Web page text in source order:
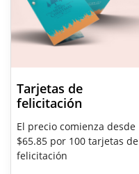
Tarjetas de
felicitación
El precio comienza desde
$65.85 por 100 tarjetas de
felicitación